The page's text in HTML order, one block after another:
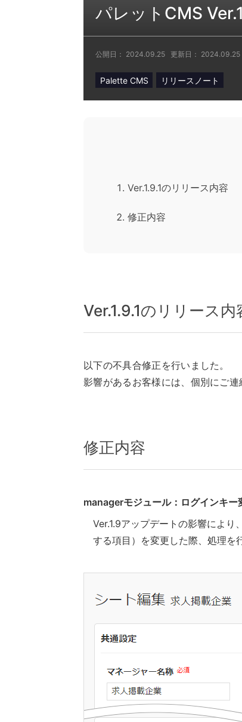
パレットCMS
公開日： 2024.09.25 更新日： 2024.09.25
Palette CMS リリースノート
Ver.1.9.1のリリース内容
修正内容
Ver.1.9.1のリリース内
以下の不具合修正を行いました。
影響があるお客様には、個別にご連
修正内容
managerモジュール：ログインキー
Ver.1.9アップデートの影響によ
する項目）を変更した際、処理を